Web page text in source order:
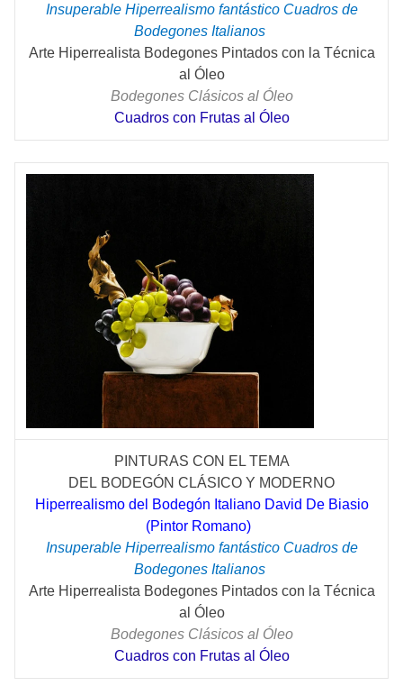
Insuperable Hiperrealismo fantástico Cuadros de
Bodegones Italianos
Arte Hiperrealista Bodegones Pintados con la Técnica
al Óleo
Bodegones Clásicos al Óleo
Cuadros con Frutas al Óleo
PINTURAS CON EL TEMA
DEL BODEGÓN CLÁSICO Y MODERNO
Hiperrealismo del Bodegón Italiano David De Biasio
(Pintor Romano)
Insuperable Hiperrealismo fantástico Cuadros de
Bodegones Italianos
Arte Hiperrealista Bodegones Pintados con la Técnica
al Óleo
Bodegones Clásicos al Óleo
Cuadros con Frutas al Óleo